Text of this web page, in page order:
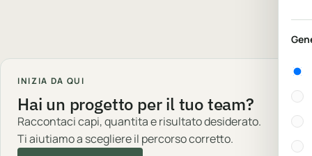
INIZIA DA QUI
Hai un progetto per il tuo team?
Raccontaci capi, quantita e risultato desiderato.
Ti aiutiamo a scegliere il percorso corretto.